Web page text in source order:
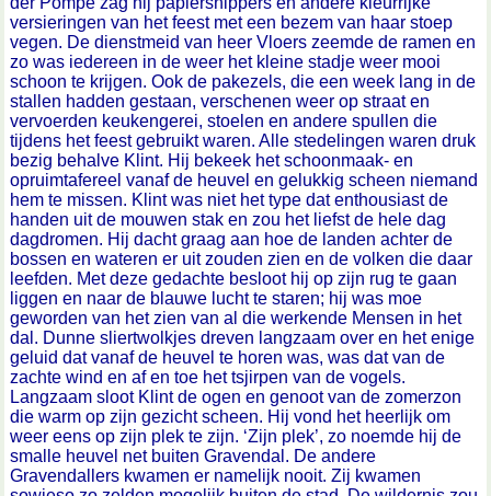
versieringen van het feest met een bezem van haar stoep
vegen. De dienstmeid van heer Vloers zeemde de ramen en
zo was iedereen in de weer het kleine stadje weer mooi
schoon te krijgen. Ook de pakezels, die een week lang in de
stallen hadden gestaan, verschenen weer op straat en
vervoerden keukengerei, stoelen en andere spullen die
tijdens het feest gebruikt waren. Alle stedelingen waren druk
bezig behalve Klint. Hij bekeek het schoonmaak- en
opruimtafereel vanaf de heuvel en gelukkig scheen niemand
hem te missen. Klint was niet het type dat enthousiast de
handen uit de mouwen stak en zou het liefst de hele dag
dagdromen. Hij dacht graag aan hoe de landen achter de
bossen en wateren er uit zouden zien en de volken die daar
leefden. Met deze gedachte besloot hij op zijn rug te gaan
liggen en naar de blauwe lucht te staren; hij was moe
geworden van het zien van al die werkende Mensen in het
dal. Dunne sliertwolkjes dreven langzaam over en het enige
geluid dat vanaf de heuvel te horen was, was dat van de
zachte wind en af en toe het tsjirpen van de vogels.
Langzaam sloot Klint de ogen en genoot van de zomerzon
die warm op zijn gezicht scheen. Hij vond het heerlijk om
weer eens op zijn plek te zijn. ‘Zijn plek’, zo noemde hij de
smalle heuvel net buiten Gravendal. De andere
Gravendallers kwamen er namelijk nooit. Zij kwamen